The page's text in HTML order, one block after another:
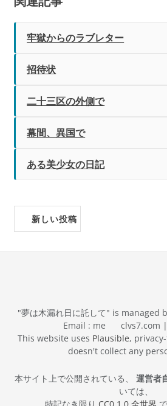
牢獄からのラブレター
招待状
二十三区の外側で
幕間、異国で
ある美少女の日記
新しい投稿
"夢は木漏れ日に託して" is managed
Email : me
clvs7.com |
This website uses Plausible,
doesn't collect any
本サイト上で公開されている、 運営者
いては、